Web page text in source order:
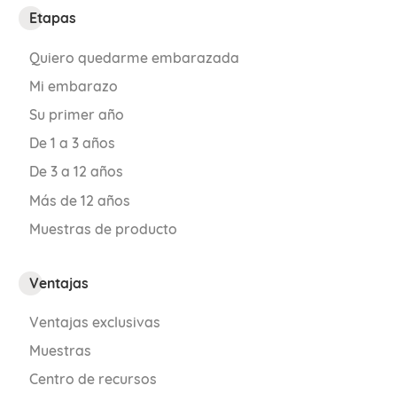
Etapas
Quiero quedarme embarazada
Mi embarazo
Su primer año
De 1 a 3 años
De 3 a 12 años
Más de 12 años
Muestras de producto
Ventajas
Ventajas exclusivas
Muestras
Centro de recursos